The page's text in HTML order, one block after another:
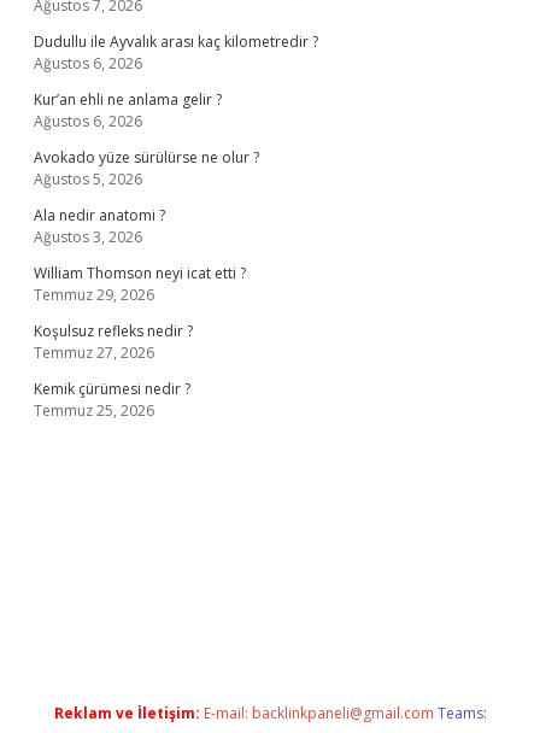
Ağustos 7, 2026
Dudullu ile Ayvalık arası kaç kilometredir ?
Ağustos 6, 2026
Kur’an ehli ne anlama gelir ?
Ağustos 6, 2026
Avokado yüze sürülürse ne olur ?
Ağustos 5, 2026
Ala nedir anatomi ?
Ağustos 3, 2026
William Thomson neyi icat etti ?
Temmuz 29, 2026
Koşulsuz refleks nedir ?
Temmuz 27, 2026
Kemik çürümesi nedir ?
Temmuz 25, 2026
Reklam ve İletişim: E-mail: backlinkpaneli@gmail.com Teams: